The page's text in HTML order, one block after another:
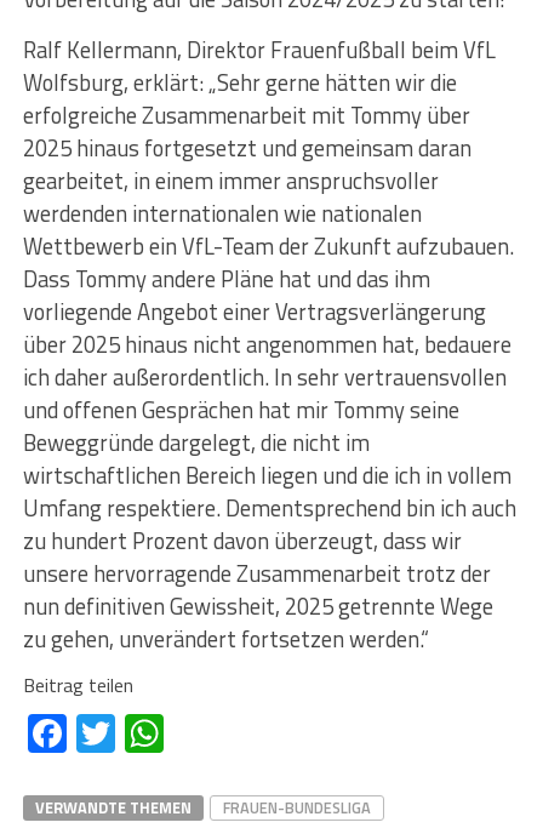
Ralf Kellermann, Direktor Frauenfußball beim VfL
Wolfsburg, erklärt: „Sehr gerne hätten wir die
erfolgreiche Zusammenarbeit mit Tommy über
2025 hinaus fortgesetzt und gemeinsam daran
gearbeitet, in einem immer anspruchsvoller
werdenden internationalen wie nationalen
Wettbewerb ein VfL-Team der Zukunft aufzubauen.
Dass Tommy andere Pläne hat und das ihm
vorliegende Angebot einer Vertragsverlängerung
über 2025 hinaus nicht angenommen hat, bedauere
ich daher außerordentlich. In sehr vertrauensvollen
und offenen Gesprächen hat mir Tommy seine
Beweggründe dargelegt, die nicht im
wirtschaftlichen Bereich liegen und die ich in vollem
Umfang respektiere. Dementsprechend bin ich auch
zu hundert Prozent davon überzeugt, dass wir
unsere hervorragende Zusammenarbeit trotz der
nun definitiven Gewissheit, 2025 getrennte Wege
zu gehen, unverändert fortsetzen werden.“
Beitrag teilen
Facebook
TwitterWhatsApp
VERWANDTE THEMEN FRAUEN-BUNDESLIGA